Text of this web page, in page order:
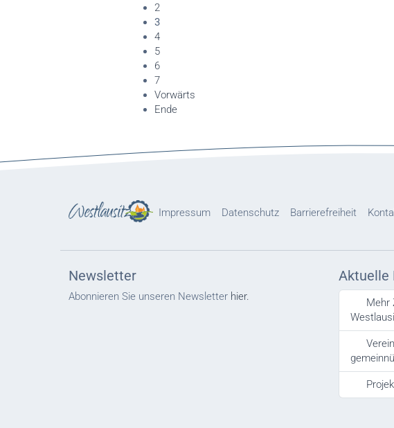
2
3
4
5
6
7
Vorwärts
Ende
Impressum Datenschutz Barrierefreiheit
Newsletter
Abonnieren Sie unseren Newsletter hier.
Aktuelle
Mehr